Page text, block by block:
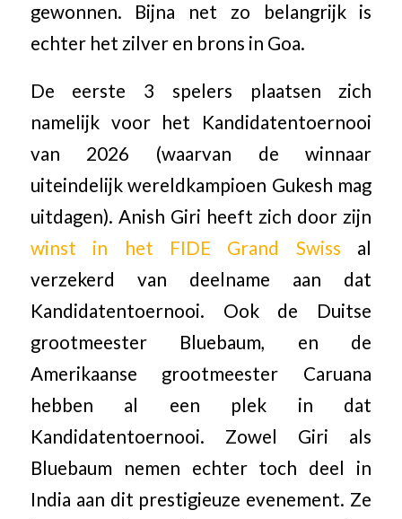
gewonnen. Bijna net zo belangrijk is
echter het zilver en brons in Goa.
De eerste 3 spelers plaatsen zich
namelijk voor het Kandidatentoernooi
van 2026 (waarvan de winnaar
uiteindelijk wereldkampioen Gukesh mag
uitdagen). Anish Giri heeft zich door zijn
winst in het FIDE Grand Swiss al
verzekerd van deelname aan dat
Kandidatentoernooi. Ook de Duitse
grootmeester Bluebaum, en de
Amerikaanse grootmeester Caruana
hebben al een plek in dat
Kandidatentoernooi. Zowel Giri als
Bluebaum nemen echter toch deel in
India aan dit prestigieuze evenement. Ze